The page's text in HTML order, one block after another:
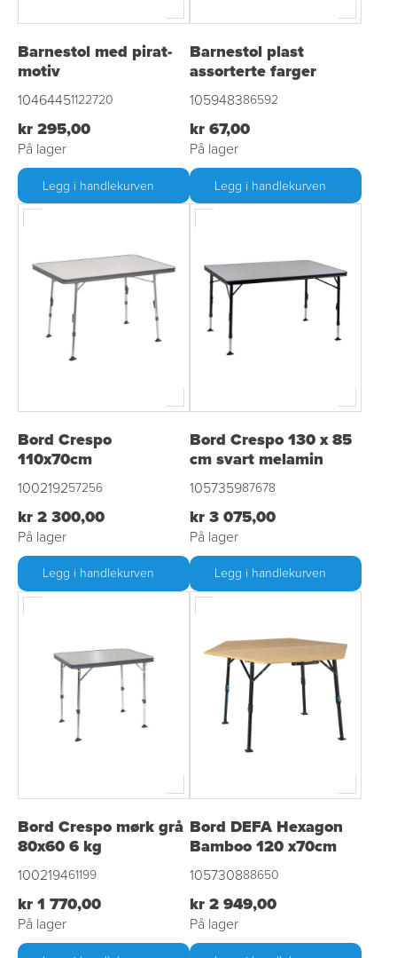
Barnestol med pirat-
motiv
10464451122720
kr 295,00
På lager
Legg i handlekurven
Barnestol plast
assorterte farger
105948386592
kr 67,00
På lager
Legg i handlekurven
Bord Crespo
110x70cm
100219257256
kr 2 300,00
På lager
Legg i handlekurven
Bord Crespo 130 x 85
cm svart melamin
105735987678
kr 3 075,00
På lager
Legg i handlekurven
Bord Crespo mørk grå
80x60 6 kg
100219461199
kr 1 770,00
På lager
Bord DEFA Hexagon
Bamboo 120 x70cm
105730888650
kr 2 949,00
På lager